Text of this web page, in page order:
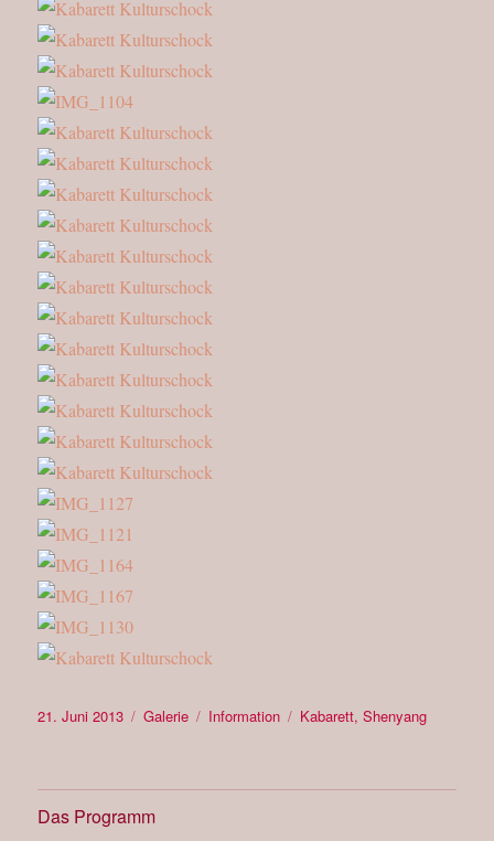
Veröffentlicht
21. Juni 2013 Format
Galerie Kategorien
Information Schlagwörter
Kabarett,Shenyang
Das Programm